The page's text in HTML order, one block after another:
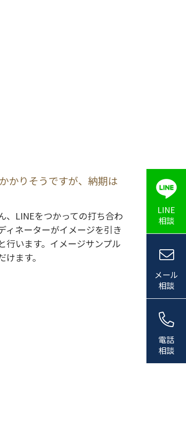
LINE
相談
メール
相談
電話
相談
かりそうですが、納期は
、LINEをつかっての打ち合わ
ィネーターがイメージを引き
行います。イメージサンプル
ます。